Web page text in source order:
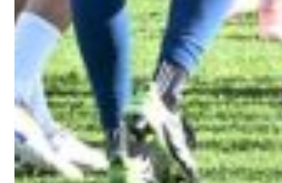
Helan x Genoa
Isolani x Genoa
Gift Card Online Store
Fortissimo batte il mio cuor